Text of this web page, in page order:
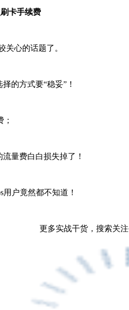
卡手续费
关心的话题了。
的方式要“稳妥”！
量费白白损失掉了！
户竟然都不知道！
更多实战干货，搜索关